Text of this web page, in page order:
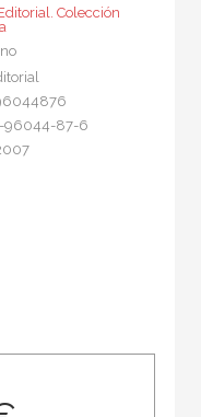
Colección
96044-87-6